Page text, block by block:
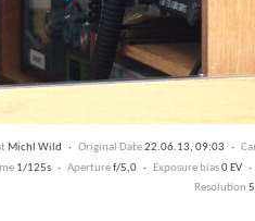
Michl Wild · Original Date22.06.13, 09:03 ·
1/125s · Aperturef/5,0 · Exposure bias0 EV
Resolution